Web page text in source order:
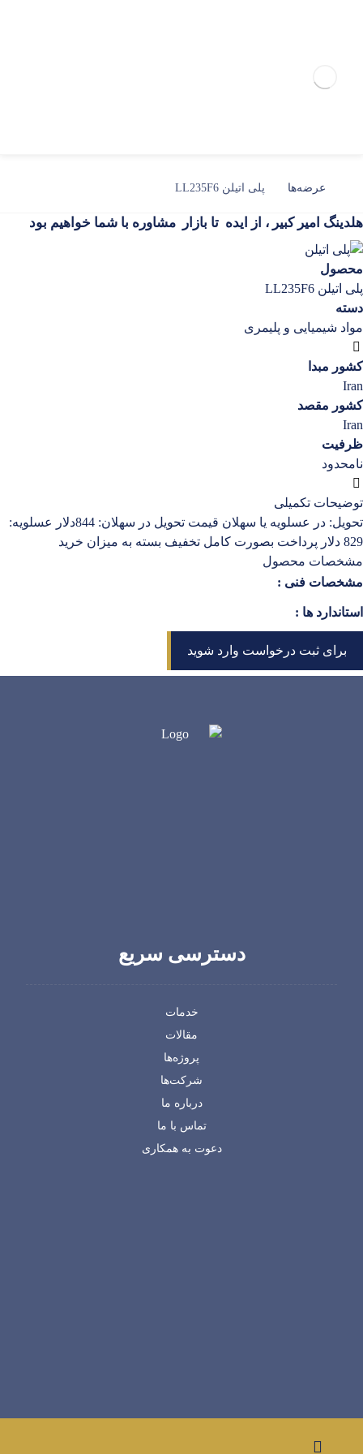
عرضه‌ها پلی اتیلن LL235F6
هلدینگ امیر کبیر ، از ایده تا بازار مشاوره با شما خواهیم بود
محصول
پلی اتیلن LL235F6
دسته
مواد شیمیایی و پلیمری
کشور مبدا
Iran
کشور مقصد
Iran
ظرفیت
نامحدود
توضیحات تکمیلی
تحویل: در عسلویه یا سهلان قیمت تحویل در سهلان: 844دلار عسلویه:
829 دلار پرداخت بصورت کامل تخفیف بسته به میزان خرید
مشخصات محصول
مشخصات فنی :
استاندارد ها :
برای ثبت درخواست وارد شوید
دسترسی سریع
خدمات
مقالات
پروژه‌ها
شرکت‌ها
درباره ما
تماس با ما
دعوت به همکاری